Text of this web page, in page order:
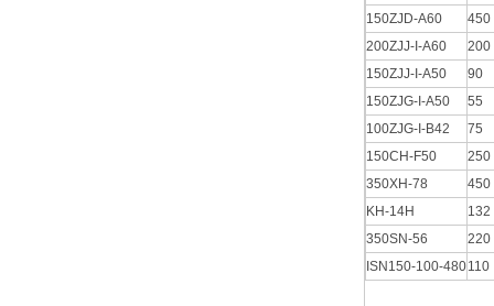
150ZJD-A60
450
200ZJJ-I-A60
200
150ZJJ-I-A50
90
150ZJG-I-A50
55
100ZJG-I-B42
75
150CH-F50
250
350XH-78
450
KH-14H
132
350SN-56
220
ISN150-100-480110